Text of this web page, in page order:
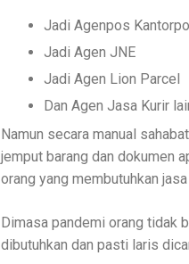
Jadi Agenpos
Jadi Agen JNE
Jadi Agen Lion Parcel
Dan Agen Jasa Kurir
Namun secara manual
jemput barang dan dokumen
orang yang membutuhkan jasa
Dimasa pandemi orang tidak
dibutuhkan dan pasti laris